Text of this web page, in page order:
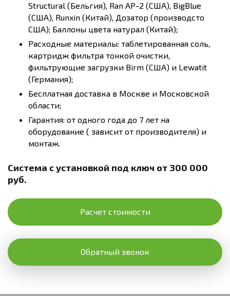
Structural (Бельгия), Ran AP-2 (США), BigBlue
(США), Runxin (Китай), Дозатор (производсто
США); Баллоны цвета натурал (Китай);
Расходные материалы: таблетированная соль,
картридж фильтра тонкой очистки,
фильтрующие загрузки Birm (США) и Lewatit
(Германия);
Бесплатная доставка в Москве и Московской
области;
Гарантия: от одного года до 7 лет на
оборудование ( зависит от производителя) и
монтаж.
Система с установкой под ключ от 300 000
руб.
Расчет стоимости
Обратный звонок